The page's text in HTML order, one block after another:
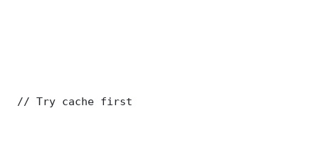
// Try cache first